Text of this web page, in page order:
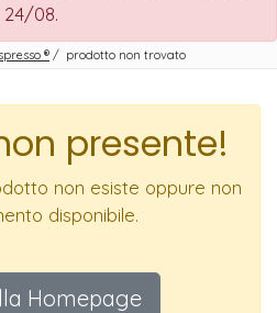
24/08.
® / prodotto non trovato
presente!
non esiste oppure non
disponibile.
Homepage